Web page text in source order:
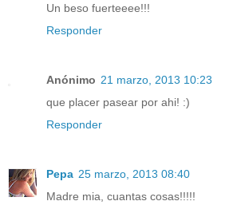
Un beso fuerteeee!!!
Responder
Anónimo 21 marzo, 2013 10:23
que placer pasear por ahi! :)
Responder
Pepa 25 marzo, 2013 08:40
Madre mia, cuantas cosas!!!!!